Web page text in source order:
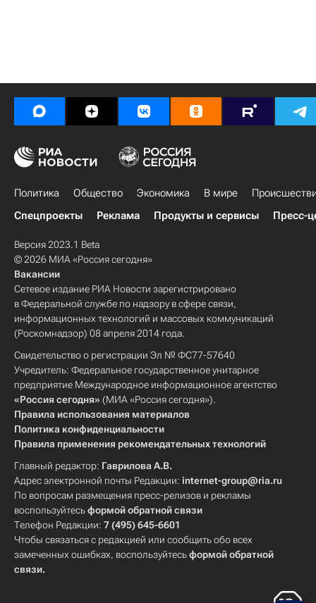
Политика Общество Экономика В мире
Спецпроекты
Реклама Продукты и сервисы Пресс-
Версия 2023.1 Beta
© 2026 МИА «Россия сегодня»
Вакансии
Сетевое издание РИА Новости зарегистрировано
в Федеральной службе по надзору в сфере связи,
информационных технологий и массовых коммуникаций
(Роскомнадзор) 08 апреля 2014 года.
Свидетельство о регистрации Эл № ФС77-57640
Учредитель: Федеральное государственное унитарное
предприятие Международное информационное агентство
«Россия сегодня» (МИА «Россия сегодня»).
Правила использования материалов
Политика конфиденциальности
Правила применения рекомендательных технологий
Главный редактор: Гаврилова А.В.
Адрес электронной почты Редакции: internet-group@ria.ru
По вопросам размещения пресс-релизов и рекламы
воспользуйтесьформой обратной связи
Телефон Редакции: 7 (495) 645-6601
Чтобы связаться с редакцией или сообщить обо всех
замеченных ошибках, воспользуйтесьформой обратной
связи.